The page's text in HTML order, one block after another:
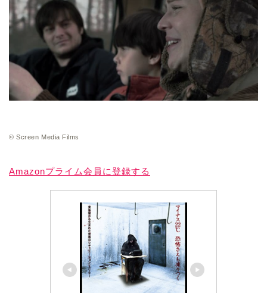
© Screen Media Films
Amazonプライム会員に登録する